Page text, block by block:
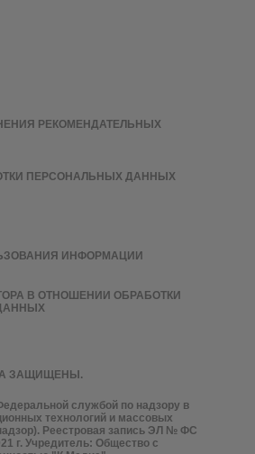
ЗАЩИЩЕНЫ.
службой по надзору в
технологий и массовых
Реестровая запись ЭЛ № ФС
г. Учредитель: Общество с
РЕКОМЕНДАТЕЛЬНЫХ
ПЕРСОНАЛЬНЫХ ДАННЫХ
ИНФОРМАЦИИ
В ОТНОШЕНИИ ОБРАБОТКИ